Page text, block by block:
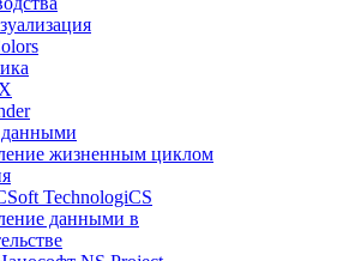
жизненным циклом
TechnologiCS
данными в